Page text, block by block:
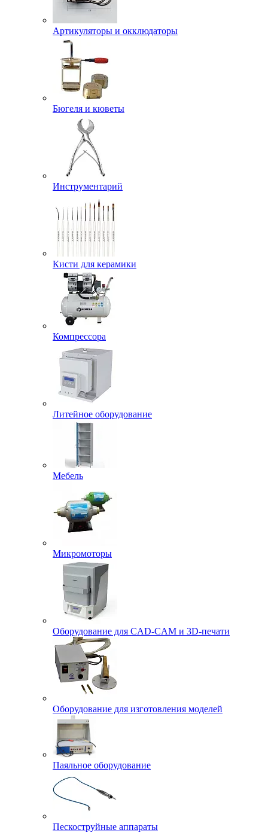
Артикуляторы и окклюдаторы
Бюгеля и кюветы
Инструментарий
Кисти для керамики
Компрессора
Литейное оборудование
Мебель
Микромоторы
Оборудование для CAD-CAM и 3D-печати
Оборудование для изготовления моделей
Паяльное оборудование
Пескоструйные аппараты